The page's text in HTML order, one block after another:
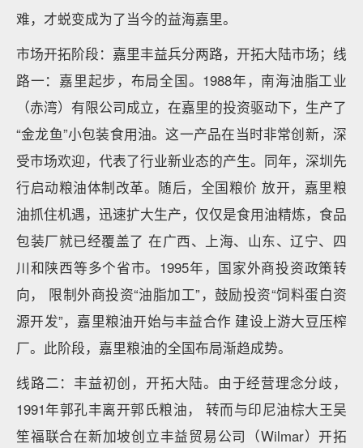
难，才蜕变成为了当今的益海嘉里。
市场开拓阶段：嘉里丰益兵分两路，开拓大陆市场；线
路一：嘉里起步，布局全国。1988年，南海油脂工业
（赤湾）有限公司成立，在嘉里的投资驱动下，生产了
“金龙鱼”小包装食用油。这一产品在当时非常创新，深
受市场欢迎，代表了行业新业态的产生。同年，深圳先
行启动粮油体制改革。随后，全国粮价 放开，嘉里粮
油抓住机遇，迅速扩大生产，仅仅是食用油精炼，食品
包装厂就已经覆盖了 在广西、上海、山东、辽宁、四
川和陕西等多个省市。1995年，国家外商投资政策转
向， 限制外商投资“油脂加工”，鼓励投资“饲料蛋白资
源开发”，嘉里粮油开始与丰益合作 建设上游大豆压榨
厂。此阶段，嘉里粮油的全国布局渐趋成势。
线路二：丰益初创，开拓大陆。由于经营理念分歧，
1991年郭孔丰离开郭氏粮油， 转而与印尼油棕大王吴
笙福联合在新加坡创立丰益贸易公司（Wilmar）开拓